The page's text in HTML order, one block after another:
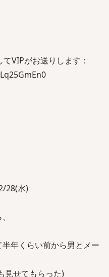
VIPがお送りします：
28(水)
年くらい前から男とメー
見せてもらった)